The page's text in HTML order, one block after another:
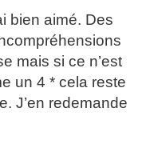
bien aimé. Des
mais si ce n’est
un 4 * cela reste
J’en redemande